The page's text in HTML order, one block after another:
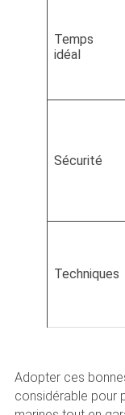
Temps
idéal
Sécurité
Techniques
Adopter ces
considérable pour